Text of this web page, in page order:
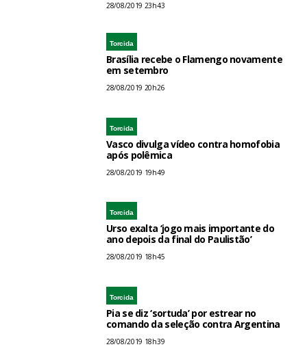
28/08/2019 23h43
Torcida
Brasília recebe o Flamengo novamente
em setembro
28/08/2019 20h26
Torcida
Vasco divulga vídeo contra homofobia
após polêmica
28/08/2019 19h49
Torcida
Urso exalta ‘jogo mais importante do
ano depois da final do Paulistão’
28/08/2019 18h45
Torcida
Pia se diz ‘sortuda’ por estrear no
comando da seleção contra Argentina
28/08/2019 18h39